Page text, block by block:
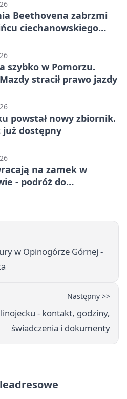
Beethovena zabrzmi
ciechanowskiego
szybko w Pomorzu.
stracił prawo jazdy
powstał nowy zbiornik.
już dostępny
na zamek w
- podróż do
w Opinogórze Górnej -
Następny >>
- kontakt, godziny,
świadczenia i dokumenty